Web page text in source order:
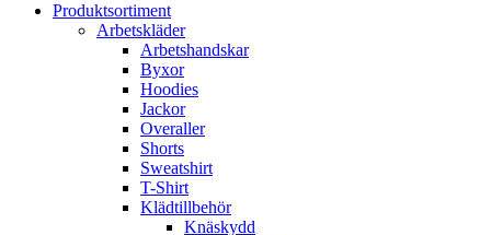
Produktsortiment
Arbetskläder
Arbetshandskar
Byxor
Hoodies
Jackor
Overaller
Shorts
Sweatshirt
T-Shirt
Klädtillbehör
Knäskydd